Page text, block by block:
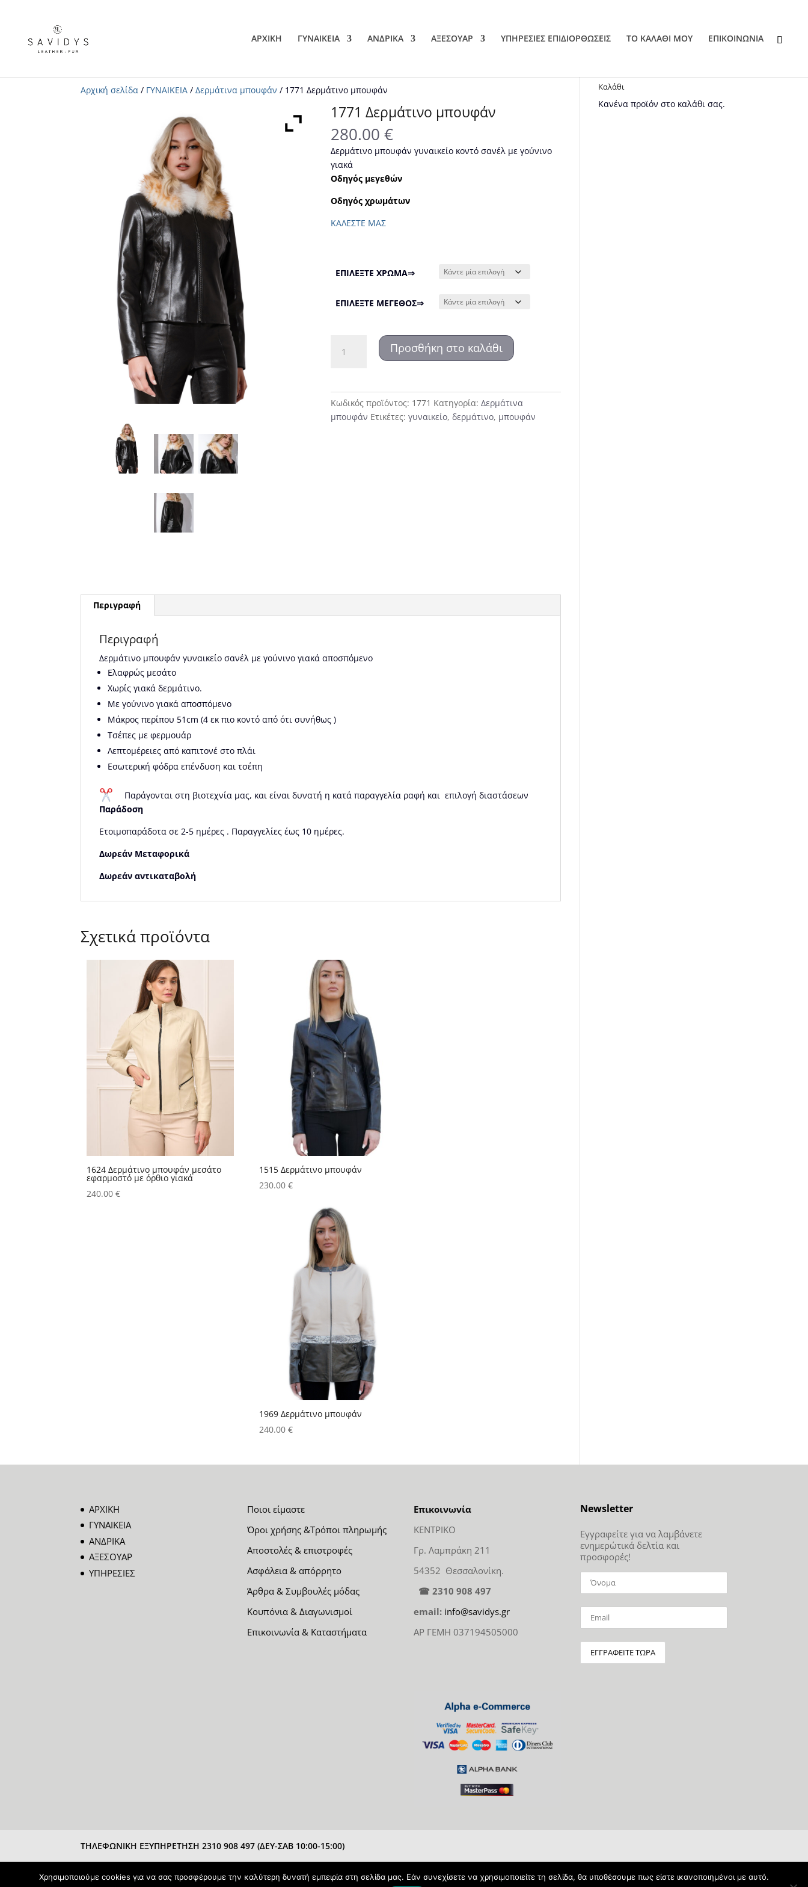
ΑΡΧΙΚΗ ΓΥΝΑΙΚΕΙΑ ΑΝΔΡΙΚΑ ΑΞΕΣΟΥΑΡ ΥΠΗΡΕΣΙΕΣ ΕΠΙΔΙΟΡΘΩΣΕΙΣ ΤΟ ΚΑΛΑΘΙ ΜΟΥ EΠΙΚΟΙΝΩΝΙΑ
Αρχική σελίδα / ΓΥΝΑΙΚΕΙΑ /Δερμάτινα μπουφάν / 1771 Δερμάτινο μπουφάν
1771 Δερμάτινο μπουφάν
280.00 €
Δερμάτινο μπουφάν γυναικείο κοντό σανέλ με γούνινο
γιακά
Οδηγός μεγεθών
Οδηγός χρωμάτων
ΚΑΛΕΣΤΕ ΜΑΣ
ΕΠΙΛΕΞΤΕ ΧΡΩΜΑ⇒
ΕΠΙΛΕΞΤΕ ΜΕΓΕΘΟΣ⇒
Δερμάτινο
Προσθήκη στο καλάθι
Κωδικός προϊόντος: 1771 Κατηγορία: Δερμάτινα
μπουφάν Ετικέτες: γυναικείο, δερμάτινο, μπουφάν
Περιγραφή
Περιγραφή
Δερμάτινο μπουφάν γυναικείο σανέλ με γούνινο γιακά αποσπόμενο
Ελαφρώς μεσάτο
Χωρίς γιακά δερμάτινο.
Με γούνινο γιακά αποσπόμενο
Μάκρος περίπου 51cm (4 εκ πιο κοντό από ότι συνήθως )
Τσέπες με φερμουάρ
Λεπτομέρειες από καπιτονέ στο πλάι
Εσωτερική φόδρα επένδυση και τσέπη
Παράγονται στη βιοτεχνία μας, και είναι δυνατή η κατά παραγγελία ραφή και επιλογή διαστάσεων
Παράδοση
Ετοιμοπαράδοτα σε 2-5 ημέρες . Παραγγελίες έως 10 ημέρες.
Δωρεάν Μεταφορικά
Δωρεάν αντικαταβολή
Σχετικά προϊόντα
1624 Δερμάτινο μπουφάν μεσάτο
εφαρμοστό με όρθιο γιακά
240.00€
1515 Δερμάτινο μπουφάν
230.00€
1969 Δερμάτινο μπουφάν
240.00€
Καλάθι
Κανένα προϊόν στο καλάθι σας.
ΑΡΧΙΚΗ
ΓΥΝΑΙΚΕΙΑ
ΑΝΔΡΙΚΑ
ΑΞΕΣΟΥΑΡ
ΥΠΗΡΕΣΙΕΣ
Ποιοι είμαστε
Όροι χρήσης &Τρόποι πληρωμής
Αποστολές & επιστροφές
Ασφάλεια & απόρρητο
Άρθρα & Συμβουλές μόδας
Κουπόνια & Διαγωνισμοί
Επικοινωνία & Καταστήματα
Επικοινωνία
ΚΕΝΤΡΙΚΟ
Γρ. Λαμπράκη 211
54352 Θεσσαλονίκη.
☎ 2310 908 497
email: info@savidys.gr
ΑΡ ΓΕΜΗ 037194505000
Newsletter
Εγγραφείτε για να λαμβάνετε
ενημερώτικά δελτία και
προσφορές!
ΤΗΛΕΦΩΝΙΚΗ ΕΞΥΠΗΡΕΤΗΣΗ 2310 908 497 (ΔΕΥ-ΣΑΒ 10:00-15:00)
Χρησιμοποιούμε cookies για να σας προσφέρουμε την καλύτερη δυνατή εμπειρία στη σελίδα μας. Εάν συνεχίσετε να χρησιμοποιείτε τη σελίδα, θα υποθέσουμε πως είστε ικανοποιημένοι με αυτό.